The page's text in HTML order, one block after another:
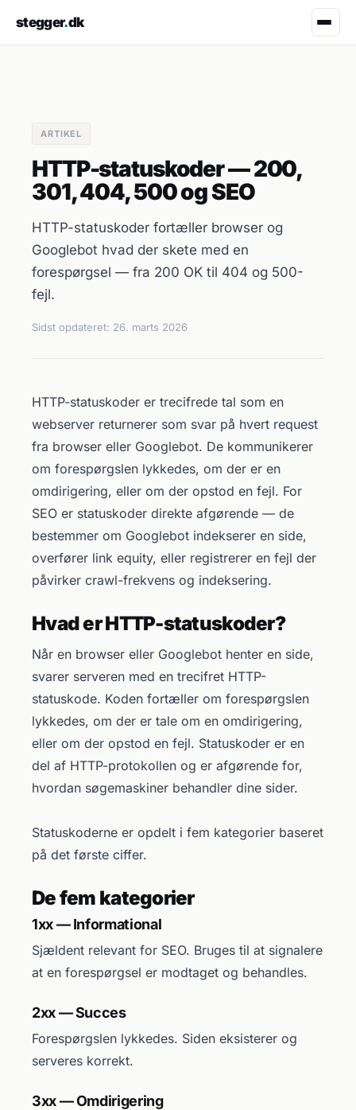
stegger.dk
ARTIKEL
HTTP-statuskoder — 200,
301, 404, 500 og SEO
HTTP-statuskoder fortæller browser og
Googlebot hvad der skete med en
forespørgsel — fra 200 OK til 404 og 500-
fejl.
Sidst opdateret: 26. marts 2026
HTTP-statuskoder er trecifrede tal som en
webserver returnerer som svar på hvert request
fra browser eller Googlebot. De kommunikerer
om forespørgslen lykkedes, om der er en
omdirigering, eller om der opstod en fejl. For
SEO er statuskoder direkte afgørende — de
bestemmer om Googlebot indekserer en side,
overfører link equity, eller registrerer en fejl der
påvirker crawl-frekvens og indeksering.
Hvad er HTTP-statuskoder?
Når en browser eller Googlebot henter en side,
svarer serveren med en trecifret HTTP-
statuskode. Koden fortæller om forespørgslen
lykkedes, om der er tale om en omdirigering,
eller om der opstod en fejl. Statuskoder er en
del af HTTP-protokollen og er afgørende for,
hvordan søgemaskiner behandler dine sider.
Statuskoderne er opdelt i fem kategorier baseret
på det første ciffer.
De fem kategorier
1xx — Informational
Sjældent relevant for SEO. Bruges til at signalere
at en forespørgsel er modtaget og behandles.
2xx — Succes
Forespørgslen lykkedes. Siden eksisterer og
serveres korrekt.
3xx — Omdirigering